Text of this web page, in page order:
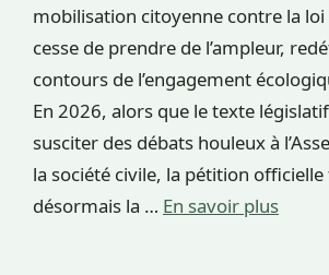
mobilisation citoyenne contre la
cesse de prendre de l’ampleur,
contours de l’engagement
En 2026, alors que le texte
susciter des débats houleux à
la société civile, la pétition
désormais la … En savoir plus